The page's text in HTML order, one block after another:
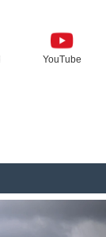
YouTube